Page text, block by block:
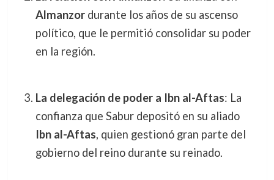
Almanzordurante los años de su ascenso
político, que le permitió consolidar su poder
en la región.
La delegación de poder a Ibn al-Aftas: La
confianza que Sabur depositó en su aliado
Ibn al-Aftas, quien gestionó gran parte del
gobierno del reino durante su reinado.